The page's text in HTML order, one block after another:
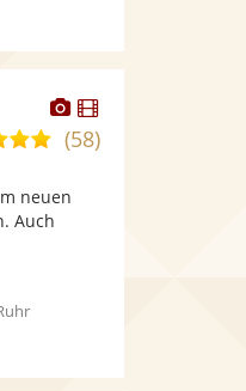
Dieser
Künstler
stellt
Dieser
Künstler
5,0
5
Sternen
(58)
neuen
Auch